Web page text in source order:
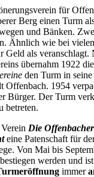
für
Berg einen Turm
und Bänken.
Ähnlich wie bei
Geld als
übernahm 1922 die
den Turm in
Offenbach. 1954
Bürger. Der Turm
betreten.
Die
eine Patenschaft für
Von Mai bis
werden und
immer